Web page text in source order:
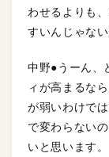
わせるよりも
すいんじゃない
中野●うーん、
ィが高まるな
が弱いわけで
で変わらない
いと思います。